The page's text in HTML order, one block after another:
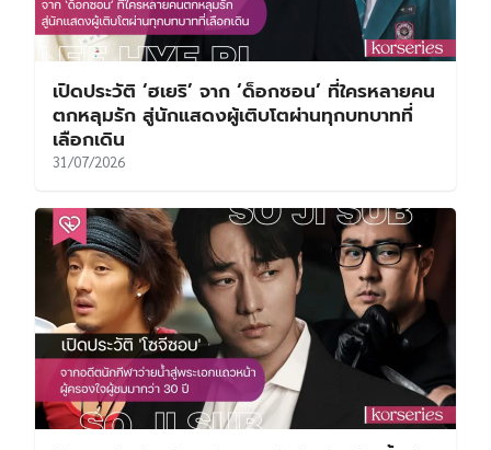
เปิดประวัติ ‘ฮเยริ’ จาก ‘ด็อกซอน’ ที่ใครหลายคน
ตกหลุมรัก สู่นักแสดงผู้เติบโตผ่านทุกบทบาทที่
เลือกเดิน
31/07/2026